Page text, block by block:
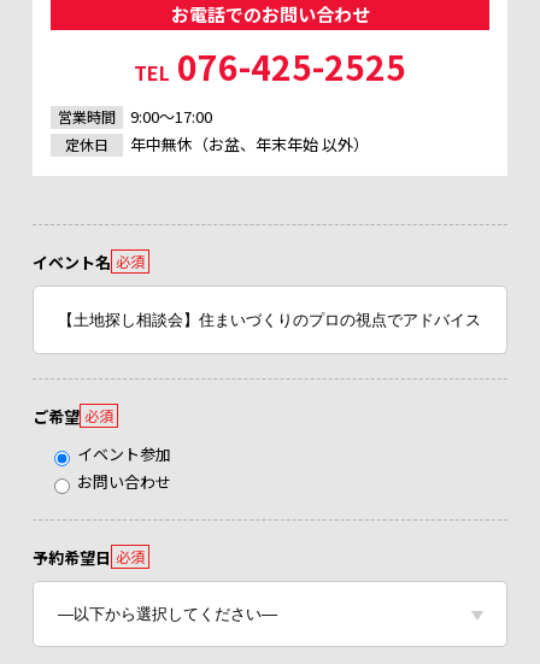
お電話でのお問い合わせ
TEL 076-425-2525
営業時間 9:00～17:00
定休日 年中無休（お盆、年末年始 以外）
イベント名 必須
ご希望 必須
イベント参加
お問い合わせ
予約希望日 必須